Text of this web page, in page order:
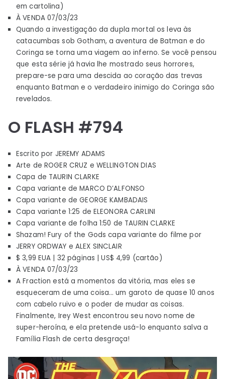
em cartolina)
À VENDA 07/03/23
Quando a investigação da dupla mortal os leva às
catacumbas sob Gotham, a aventura de Batman e do
Coringa se torna uma viagem ao inferno. Se você pensou
que esta série já havia lhe mostrado seus horrores,
prepare-se para uma descida ao coração das trevas
enquanto Batman e o verdadeiro inimigo do Coringa são
revelados.
O FLASH #794
Escrito por JEREMY ADAMS
Arte de ROGER CRUZ e WELLINGTON DIAS
Capa de TAURIN CLARKE
Capa variante de MARCO D’ALFONSO
Capa variante de GEORGE KAMBADAIS
Capa variante 1:25 de ELEONORA CARLINI
Capa variante de folha 1:50 de TAURIN CLARKE
Shazam! Fury of the Gods capa variante do filme por
JERRY ORDWAY e ALEX SINCLAIR
$ 3,99 EUA | 32 páginas | US$ 4,99 (cartão)
À VENDA 07/03/23
A Fraction está a momentos da vitória, mas eles se
esqueceram de uma coisa… um garoto de quase 10 anos
com cabelo ruivo e o poder de mudar as coisas.
Finalmente, Irey West encontrou seu novo nome de
super-heroína, e ela pretende usá-lo enquanto salva a
Família Flash de certa desgraça!